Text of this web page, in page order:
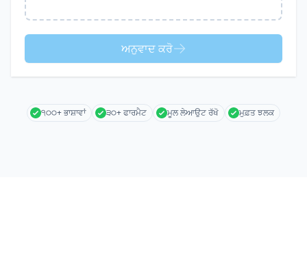
ਅਨੁਵਾਦ ਕਰੋ
੧੦੦+ ਭਾਸ਼ਾਵਾਂ ੩੦+ ਫਾਰਮੈਟ ਮੂਲ ਲੇਆਉਟ ਰੱਖੋ ਮੁਫ਼ਤ ਝਲਕ